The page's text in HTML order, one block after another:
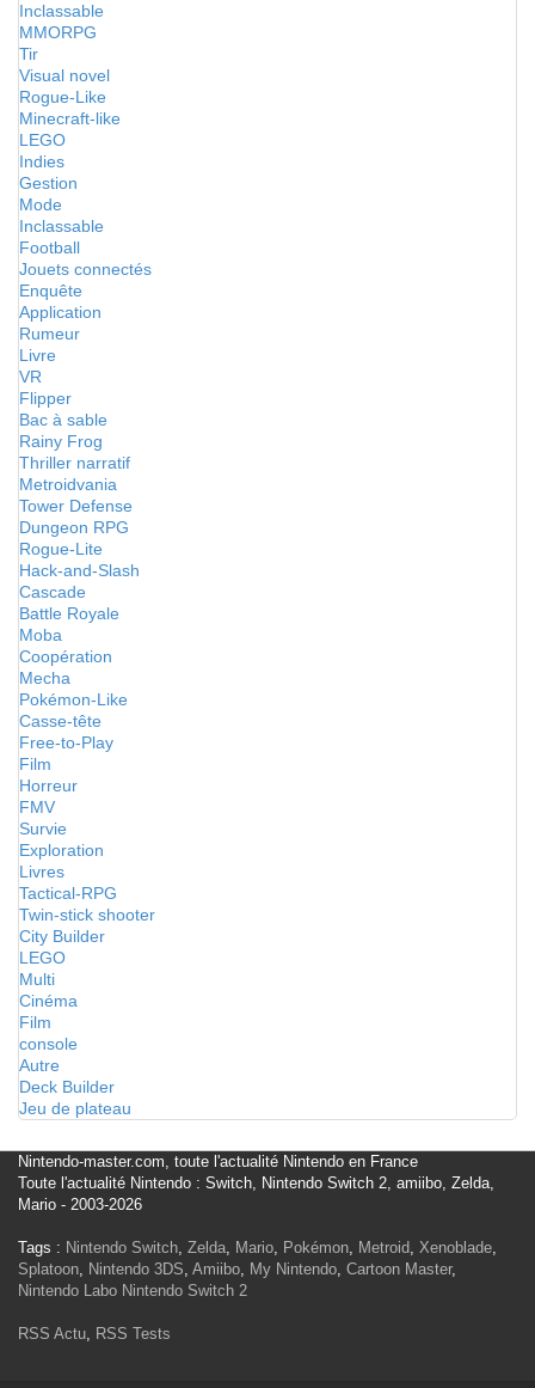
Inclassable
MMORPG
Tir
Visual novel
Rogue-Like
Minecraft-like
LEGO
Indies
Gestion
Mode
Inclassable
Football
Jouets connectés
Enquête
Application
Rumeur
Livre
VR
Flipper
Bac à sable
Rainy Frog
Thriller narratif
Metroidvania
Tower Defense
Dungeon RPG
Rogue-Lite
Hack-and-Slash
Cascade
Battle Royale
Moba
Coopération
Mecha
Pokémon-Like
Casse-tête
Free-to-Play
Film
Horreur
FMV
Survie
Exploration
Livres
Tactical-RPG
Twin-stick shooter
City Builder
LEGO
Multi
Cinéma
Film
console
Autre
Deck Builder
Jeu de plateau
Nintendo-master.com, toute l'actualité Nintendo en France
Toute l'actualité Nintendo : Switch, Nintendo Switch 2, amiibo, Zelda,
Mario - 2003-2026
Tags : Nintendo Switch, Zelda, Mario, Pokémon, Metroid, Xenoblade,
Splatoon, Nintendo 3DS, Amiibo, My Nintendo, Cartoon Master,
Nintendo Labo Nintendo Switch 2
RSS Actu, RSS Tests